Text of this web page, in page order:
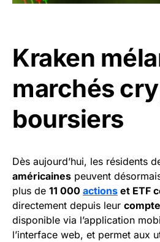
Kraken
marchés
boursiers
Dès aujourd’hui, les résidents
américaines peuvent
plus de 11 000 actions et ETF
directement depuis leur
disponible via l’application
l’interface web, et permet aux